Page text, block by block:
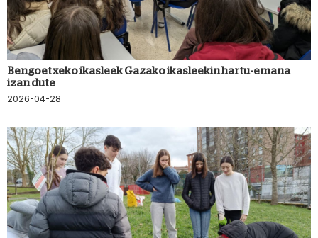
Bengoetxeko ikasleek Gazako ikasleekin hartu-emana
izan dute
2026-04-28